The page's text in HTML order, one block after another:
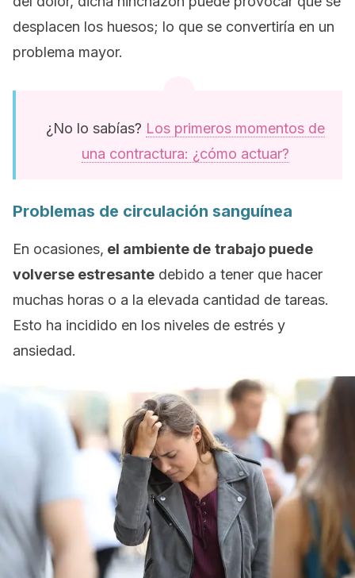
desplacen los huesos; lo que se convertiría en un
problema mayor.
¿No lo sabías? Los primeros momentos de
una contractura: ¿cómo actuar?
Problemas de circulación sanguínea
En ocasiones, el ambiente de trabajo puede
volverse estresante debido a tener que hacer
muchas horas o a la elevada cantidad de tareas.
Esto ha incidido en los niveles de estrés y
ansiedad.